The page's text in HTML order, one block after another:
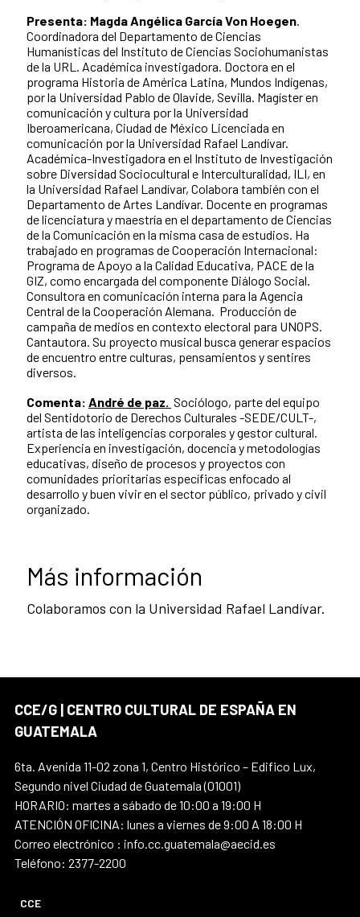
Presenta: Magda Angélica García Von Hoegen.
Coordinadora del Departamento de Ciencias
Humanísticas del Instituto de Ciencias Sociohumanistas
de la URL. Académica investigadora. Doctora en el
programa Historia de América Latina, Mundos Indígenas,
por la Universidad Pablo de Olavide, Sevilla. Magíster en
comunicación y cultura por la Universidad
Iberoamericana, Ciudad de México Licenciada en
comunicación por la Universidad Rafael Landívar.
Académica-Investigadora en el Instituto de Investigación
sobre Diversidad Sociocultural e Interculturalidad, ILI, en
la Universidad Rafael Landívar, Colabora también con el
Departamento de Artes Landívar. Docente en programas
de licenciatura y maestría en el departamento de Ciencias
de la Comunicación en la misma casa de estudios. Ha
trabajado en programas de Cooperación Internacional:
Programa de Apoyo a la Calidad Educativa, PACE de la
GIZ, como encargada del componente Diálogo Social.
Consultora en comunicación interna para la Agencia
Central de la Cooperación Alemana. Producción de
campaña de medios en contexto electoral para UNOPS.
Cantautora. Su proyecto musical busca generar espacios
de encuentro entre culturas, pensamientos y sentires
diversos.
Comenta: André de paz. Sociólogo, parte del equipo
del Sentidotorio de Derechos Culturales -SEDE/CULT-,
artista de las inteligencias corporales y gestor cultural.
Experiencia en investigación, docencia y metodologías
educativas, diseño de procesos y proyectos con
comunidades prioritarias específicas enfocado al
desarrollo y buen vivir en el sector público, privado y civil
organizado.
Más información
Colaboramos con la Universidad Rafael Landívar.
CCE/G | CENTRO CULTURAL DE ESPAÑA EN
GUATEMALA
6ta. Avenida 11-02 zona 1, Centro Histórico – Edifico Lux,
Segundo nivel Ciudad de Guatemala (01001)
HORARIO: martes a sábado de 10:00 a 19:00 H
ATENCIÓN OFICINA: lunes a viernes de 9:00 A 18:00 H
Correo electrónico : info.cc.guatemala@aecid.es
Teléfono: 2377-2200
CCE